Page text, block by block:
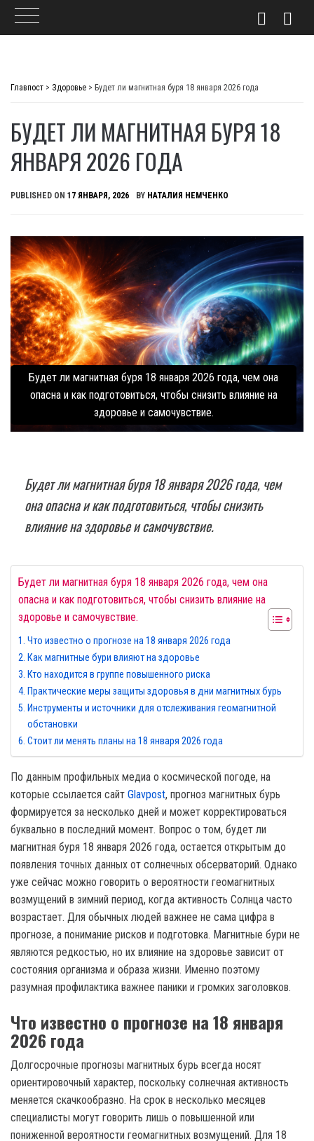
Главпост > Здоровье > Будет ли магнитная буря 18 января 2026 года
БУДЕТ ЛИ МАГНИТНАЯ БУРЯ 18
ЯНВАРЯ 2026 ГОДА
PUBLISHED ON 17 ЯНВАРЯ, 2026 BY НАТАЛИЯ НЕМЧЕНКО
Будет ли магнитная буря 18 января 2026 года, чем она
опасна и как подготовиться, чтобы снизить влияние на
здоровье и самочувствие.
Будет ли магнитная буря 18 января 2026 года, чем
она опасна и как подготовиться, чтобы снизить
влияние на здоровье и самочувствие.
Будет ли магнитная буря 18 января 2026 года, чем она
опасна и как подготовиться, чтобы снизить влияние на
здоровье и самочувствие.
Что известно о прогнозе на 18 января 2026 года
Как магнитные бури влияют на здоровье
Кто находится в группе повышенного риска
Практические меры защиты здоровья в дни магнитных бурь
Инструменты и источники для отслеживания геомагнитной
обстановки
Стоит ли менять планы на 18 января 2026 года
По данным профильных медиа о космической погоде, на
которые ссылается сайт Glavpost, прогноз магнитных бурь
формируется за несколько дней и может корректироваться
буквально в последний момент. Вопрос о том, будет ли
магнитная буря 18 января 2026 года, остается открытым до
появления точных данных от солнечных обсерваторий. Однако
уже сейчас можно говорить о вероятности геомагнитных
возмущений в зимний период, когда активность Солнца часто
возрастает. Для обычных людей важнее не сама цифра в
прогнозе, а понимание рисков и подготовка. Магнитные бури не
являются редкостью, но их влияние на здоровье зависит от
состояния организма и образа жизни. Именно поэтому
разумная профилактика важнее паники и громких заголовков.
Что известно о прогнозе на 18 января
2026 года
Долгосрочные прогнозы магнитных бурь всегда носят
ориентировочный характер, поскольку солнечная активность
меняется скачкообразно. На срок в несколько месяцев
специалисты могут говорить лишь о повышенной или
пониженной вероятности геомагнитных возмущений. Для 18